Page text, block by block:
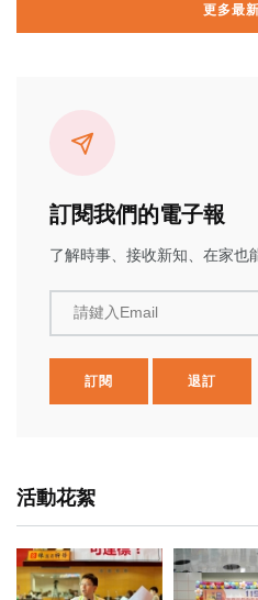
更多最
訂閱我們的電子報
了解時事、接收新知、在家也
請鍵入Email
訂閱 退訂
活動花絮